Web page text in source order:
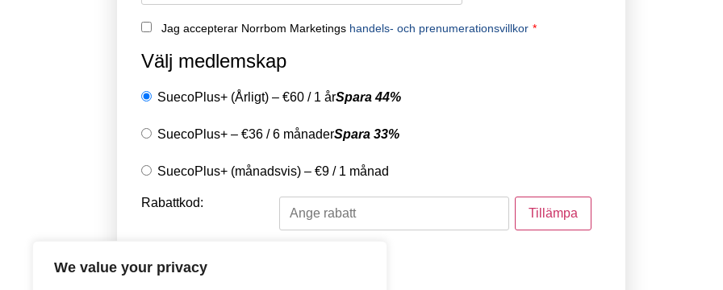
We value your privacy
Jag accepterar Norrbom Marketings handels- och prenumerationsvillkor *
Välj medlemskap
SuecoPlus+ (Årligt) – €60 / 1 årSpara 44%
SuecoPlus+ – €36 /6 månaderSpara 33%
SuecoPlus+ (månadsvis) – €9 / 1 månad
Rabattkod:
Välj en betalningsmetod